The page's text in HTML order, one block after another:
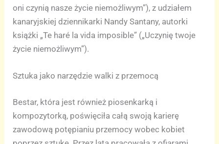
oni czynią nasze życie niemożliwym”), z udziałem
kanaryjskiej dziennikarki Nandy Santany, autorki
książki „Te haré la vida imposible” („Uczynię twoje
życie niemożliwym”).
Sztuka jako narzędzie walki z przemocą
Bestar, która jest również piosenkarką i
kompozytorką, poświęciła całą swoją karierę
zawodową potępianiu przemocy wobec kobiet